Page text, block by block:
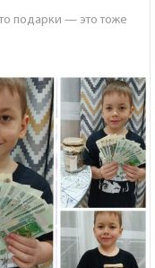
подарки — это тоже